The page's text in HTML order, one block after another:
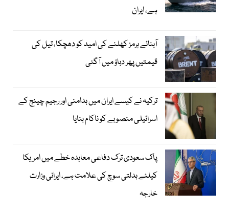
ہے، ایران
آبنائے ہرمز کھلنے کی امید کو دھچکا، تیل کی
قیمتیں پھر دباؤ میں آگئی
ترکیہ نے کیسے ایران میں بدامنی اور رجیم چینج کے
اسرائیلی منصوبے کو ناکام بنایا
پاک سعودی ترک دفاعی معاہدہ خطے میں امریکا
کیلئے بدلتی سوچ کی علامت ہے، ایرانی وزارت
خارجہ